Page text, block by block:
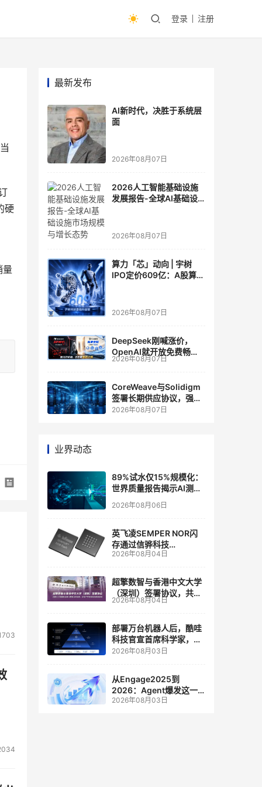
登录 注册
硬
量
最新发布
AI新时代，决胜于系统层
面
2026年08月07日
2026人工智能基础设施
发展报告-全球AI基础设
2026年08月07日
算力「芯」动向 | 宇树
IPO定价609亿：A股算力
2026年08月07日
DeepSeek刚喊涨价，
OpenAI就开放免费畅
聊？大模型定价的平行宇
2026年08月07日
CoreWeave与Solidigm
签署长期供应协议，强化
一体化人工智能云平台
2026年08月07日
业界动态
89%试水仅15%规模化：
世界质量报告揭示AI测
试"落地鸿沟"
2026年08月06日
英飞凌SEMPER NOR闪
存通过信骅科技
AST2700 BMC认证，全
管理
2026年08月04日
超擎数智与香港中文大学
（深圳）签署协议，共建
人工智能和边缘计算联合
2026年08月04日
部署万台机器人后，酷哇
科技官宣首席科学家，要
让世界模型交付生产力
2026年08月03日
从Engage2025到
2026：Agent爆发这一
年，AI CRM 走到哪了
2026年08月03日